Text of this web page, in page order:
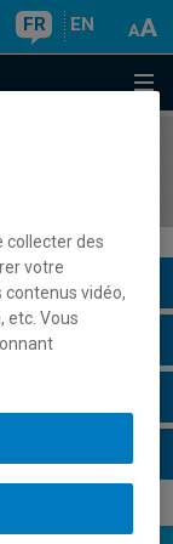
FR EN
collecter des
votre
contenus vidéo,
etc. Vous